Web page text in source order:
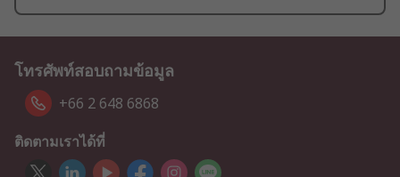
โทรศัพท์สอบถามข้อมูล
+66 2 648 6868
ติดตามเราได้ที่